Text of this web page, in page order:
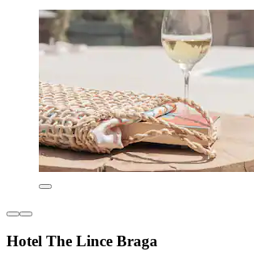
Hotel The Lince Braga